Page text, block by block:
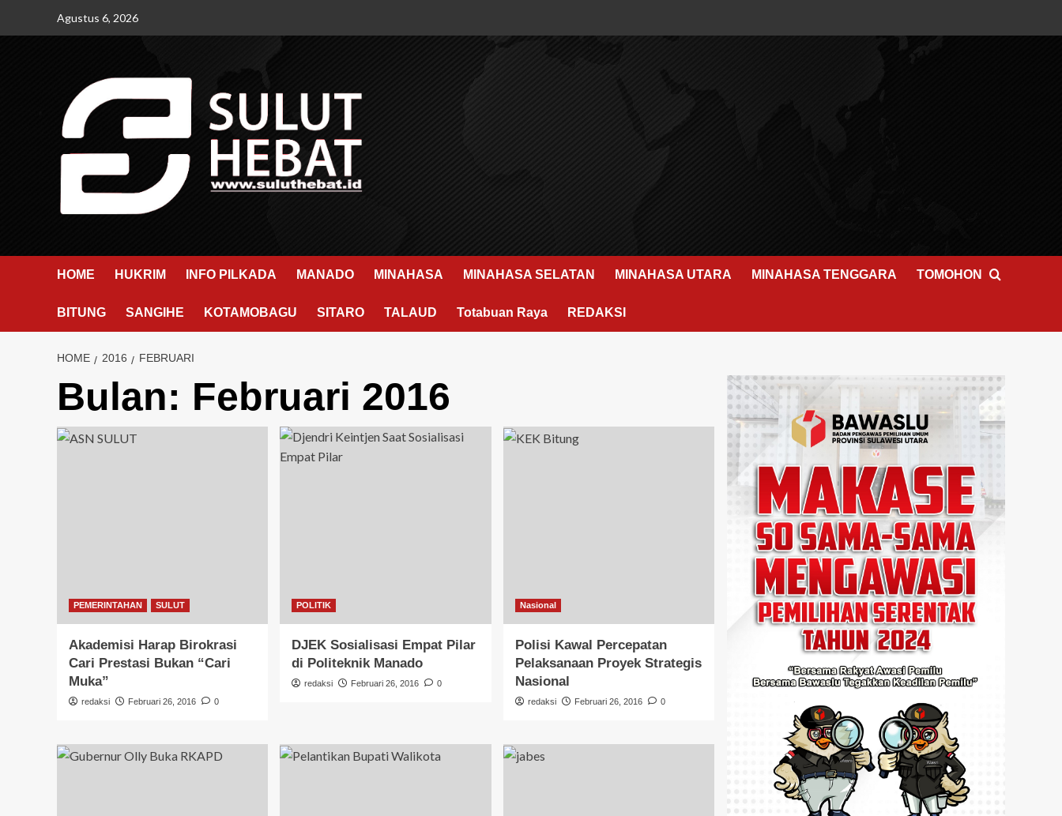
Agustus 6, 2026
HOME HUKRIM INFO PILKADA MANADO MINAHASA MINAHASA SELATAN MINAHASA UTARA MINAHASA TENGGARA TOMOHON
BITUNG SANGIHE KOTAMOBAGU SITARO TALAUD Totabuan Raya REDAKSI
HOME 2016 FEBRUARI
Bulan: Februari 2016
PEMERINTAHAN SULUT
Akademisi Harap Birokrasi
Cari Prestasi Bukan “Cari
Muka”
redaksi Februari 26, 2016 0
POLITIK
DJEK Sosialisasi Empat Pilar
di Politeknik Manado
redaksi Februari 26, 2016 0
Nasional
Polisi Kawal Percepatan
Pelaksanaan Proyek Strategis
Nasional
redaksi Februari 26, 2016 0